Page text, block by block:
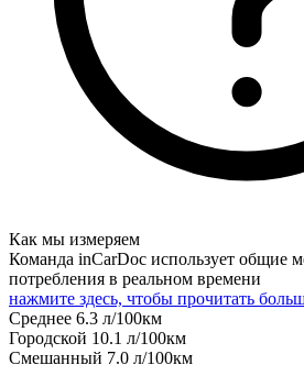
Как мы измеряем
Команда inCarDoc использует общие
потребления в реальном времени
нажмите здесь, чтобы прочитать
Среднее 6.3 л/100км
Городской 10.1 л/100км
Смешанный 7.0 л/100км